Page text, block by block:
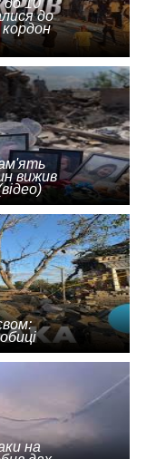
до 10
до
кордон
вижив
на